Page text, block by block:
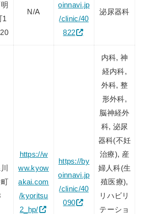
1
N/A
oinnavi.jp
/clinic/40
822
泌尿器科
https://w
ww.kyow
akai.com
/kyoritsu
2_hp/
https://by
oinnavi.jp
/clinic/40
090
内科, 神
経内科,
外科, 整
形外科,
脳神経外
科, 泌尿
器科(不妊
治療), 産
婦人科(生
殖医療),
リハビリ
テーショ